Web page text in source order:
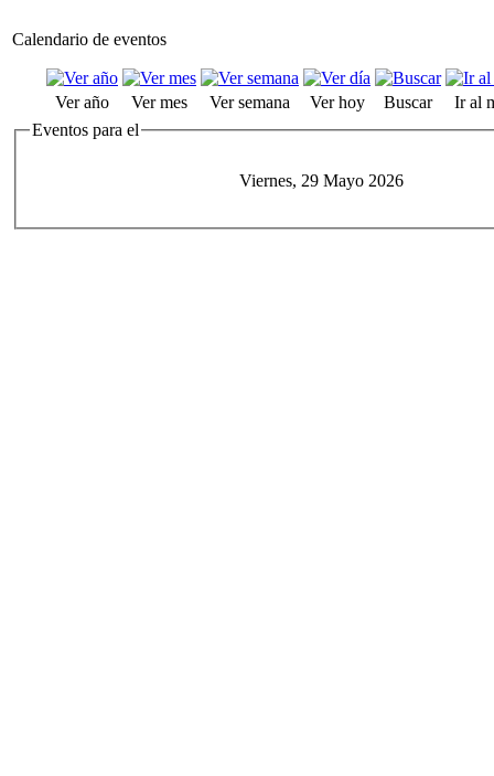
Calendario de eventos
Ver año Ver mes Ver semana Ver hoy Buscar
Ir al
Eventos para el
Viernes, 29 Mayo 2026